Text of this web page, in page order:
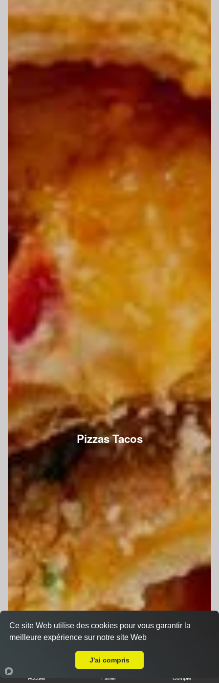
Pizzas Tacos
Accueil Panier Compte
Ce site Web utilise des cookies pour vous garantir la
meilleure expérience sur notre site Web
J'ai compris